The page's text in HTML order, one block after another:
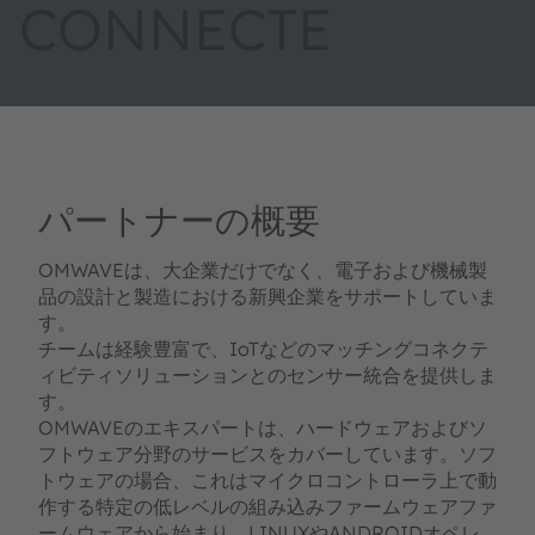
パートナーの概要
OMWAVEは、大企業だけでなく、電子および機械製
品の設計と製造における新興企業をサポートしていま
す。
チームは経験豊富で、IoTなどのマッチングコネクテ
ィビティソリューションとのセンサー統合を提供しま
す。
OMWAVEのエキスパートは、ハードウェアおよびソ
フトウェア分野のサービスをカバーしています。ソフ
トウェアの場合、これはマイクロコントローラ上で動
作する特定の低レベルの組み込みファームウェアファ